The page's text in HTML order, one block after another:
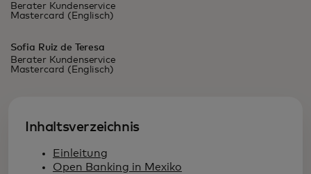
Berater Kundenservice
Mastercard (Englisch)
Sofia Ruiz de Teresa
Berater Kundenservice
Mastercard (Englisch)
Inhaltsverzeichnis
Einleitung
Open Banking in Mexiko